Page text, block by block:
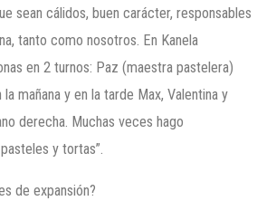
sean cálidos, buen carácter, responsables
tanto como nosotros. En Kanela
en 2 turnos: Paz (maestra pastelera)
mañana y en la tarde Max, Valentina y
derecha. Muchas veces hago
y tortas”.
de expansión?